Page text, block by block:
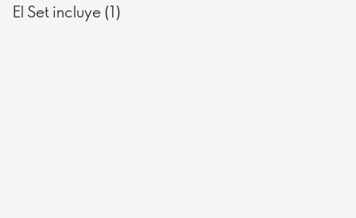
El Set incluye (1)